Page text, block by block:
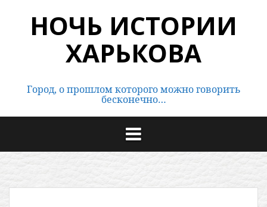
содержимомуНОЧЬ ИСТОРИИ
ХАРЬКОВА
Город, о прошлом которого можно говорить
бесконечно…